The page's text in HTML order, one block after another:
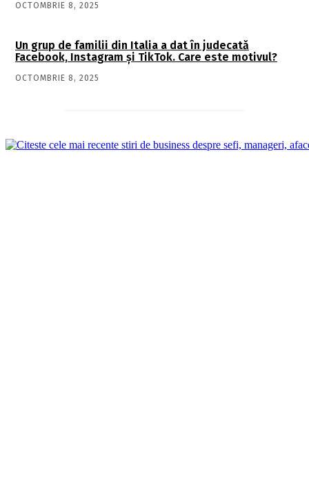
OCTOMBRIE 8, 2025
Un grup de familii din Italia a dat în judecată
Facebook, Instagram și TikTok. Care este motivul?
OCTOMBRIE 8, 2025